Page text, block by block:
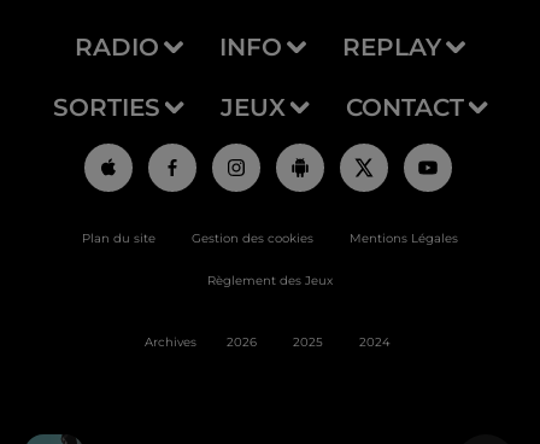
RADIO INFO REPLAY
SORTIES JEUX CONTACT
Plan du site Gestion des cookies Mentions Légales
Règlement des Jeux
Archives 2026 2025 2024